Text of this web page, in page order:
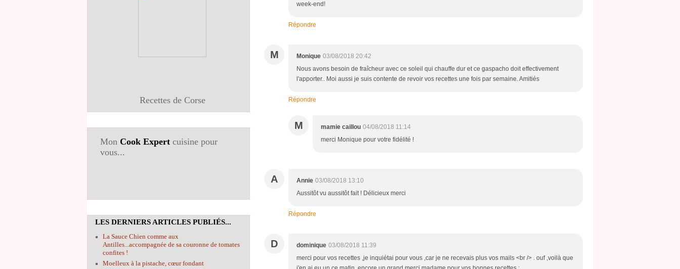
Recettes de Corse
Mon Cook Expert cuisine pour
vous...
LES DERNIERS ARTICLES PUBLIÉS...
La Sauce Chien comme aux
Antilles...accompagnée de sa couronne de tomates
confites !
Moelleux à la pistache, cœur fondant
week-end!
Répondre
M Monique 03/08/2018 20:42
Nous avons besoin de fraîcheur avec ce soleil qui chauffe dur et ce gaspacho doit effectivement
l'apporter.. Moi aussi je suis contente de revoir vos recettes une fois par semaine. Amitiés
Répondre
M mamie caillou 04/08/2018 11:14
merci Monique pour votre fidélité !
A Annie 03/08/2018 13:10
Aussitôt vu aussitôt fait ! Délicieux merci
Répondre
D dominique 03/08/2018 11:39
merci pour vos recettes ,je inquiétai pour vous ,car je ne recevais plus vos mails <br /> . ouf ,voilà que